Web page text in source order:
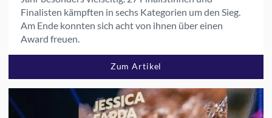
Finalisten kämpften in sechs Kategorien um den Sieg.
Am Ende konnten sich acht von ihnen über einen
Award freuen.
Zum Artikel